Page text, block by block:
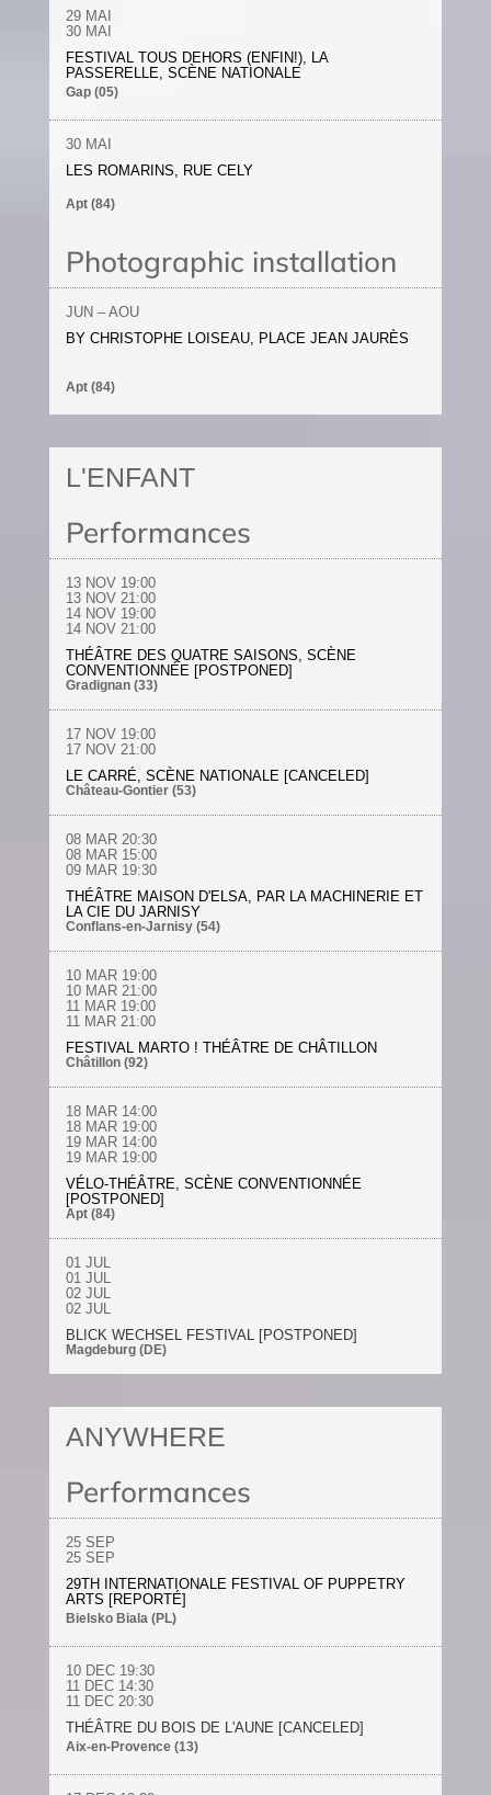
29 MAI
30MAI
FESTIVAL TOUS DEHORS (ENFIN!), LA
PASSERELLE, SCÈNE NATIONALE
Gap (05)
30MAI
LES ROMARINS, RUE CELY
Apt (84)
Photographic installation
JUN – AOU
BY CHRISTOPHE LOISEAU, PLACE JEAN JAURÈS
Apt (84)
L'ENFANT
Performances
13 NOV19:00
13 NOV21:00
14 NOV19:00
14 NOV21:00
THÉÂTRE DES QUATRE SAISONS, SCÈNE
CONVENTIONNÉE [POSTPONED]
Gradignan (33)
17 NOV19:00
17 NOV21:00
LE CARRÉ, SCÈNE NATIONALE [CANCELED]
Château-Gontier (53)
08 MAR20:30
08 MAR15:00
09 MAR19:30
THÉÂTRE MAISON D'ELSA, PAR LA MACHINERIE ET
LA CIE DU JARNISY
Conflans-en-Jarnisy (54)
10 MAR 19:00
10 MAR 21:00
11 MAR 19:00
11 MAR 21:00
FESTIVAL MARTO ! THÉÂTRE DE CHÂTILLON
Châtillon (92)
18 MAR 14:00
18 MAR 19:00
19 MAR 14:00
19 MAR 19:00
VÉLO-THÉÂTRE, SCÈNE CONVENTIONNÉE
[POSTPONED]
Apt (84)
01 JUL
01 JUL
02 JUL
02 JUL
BLICK WECHSEL FESTIVAL [POSTPONED]
Magdeburg (DE)
ANYWHERE
Performances
25 SEP
25SEP
29TH INTERNATIONALE FESTIVAL OF PUPPETRY
ARTS [REPORTÉ]
Bielsko Biala (PL)
10 DEC19:30
11 DEC14:30
11 DEC20:30
THÉÂTRE DU BOIS DE L'AUNE [CANCELED]
Aix-en-Provence (13)